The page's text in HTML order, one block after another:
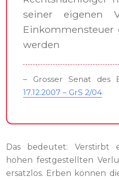
seiner eigenen
Einkommensteuer
werden
– Grosser Senat des
17.12.2007 – GrS 2/04
Das bedeutet: Verstirbt
hohen festgestellten
ersatzlos. Erben können